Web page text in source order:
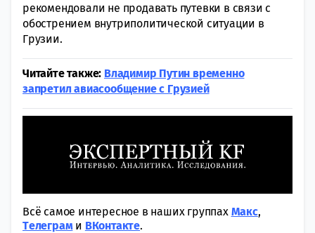
рекомендовали не продавать путевки в связи с
обострением внутриполитической ситуации в
Грузии.
Читайте также: Владимир Путин временно
запретил авиасообщение с Грузией
Всё самое интересное в наших группах Макс,
Tелеграми ВКонтакте.